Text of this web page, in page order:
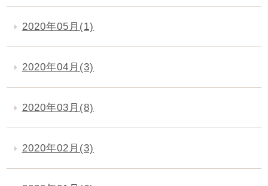
2020年05月(1)
2020年04月(3)
2020年03月(8)
2020年02月(3)